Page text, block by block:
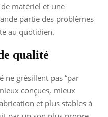
matériel et une
partie des problèmes
au quotidien.
qualité
ne grésillent pas “par
conçues, mieux
et plus stables à